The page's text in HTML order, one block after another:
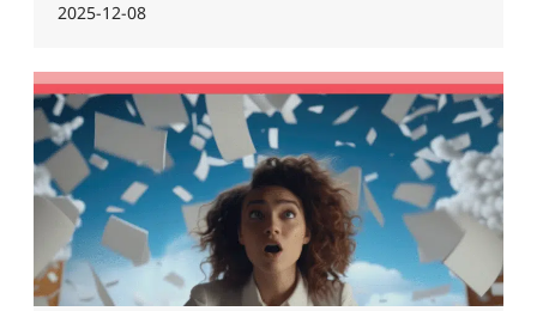
2025-12-08